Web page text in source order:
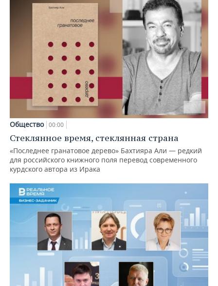
Общество 00:00
Стеклянное время, стеклянная страна
«Последнее гранатовое дерево» Бахтияра Али — редкий
для российского книжного поля перевод современного
курдского автора из Ирака